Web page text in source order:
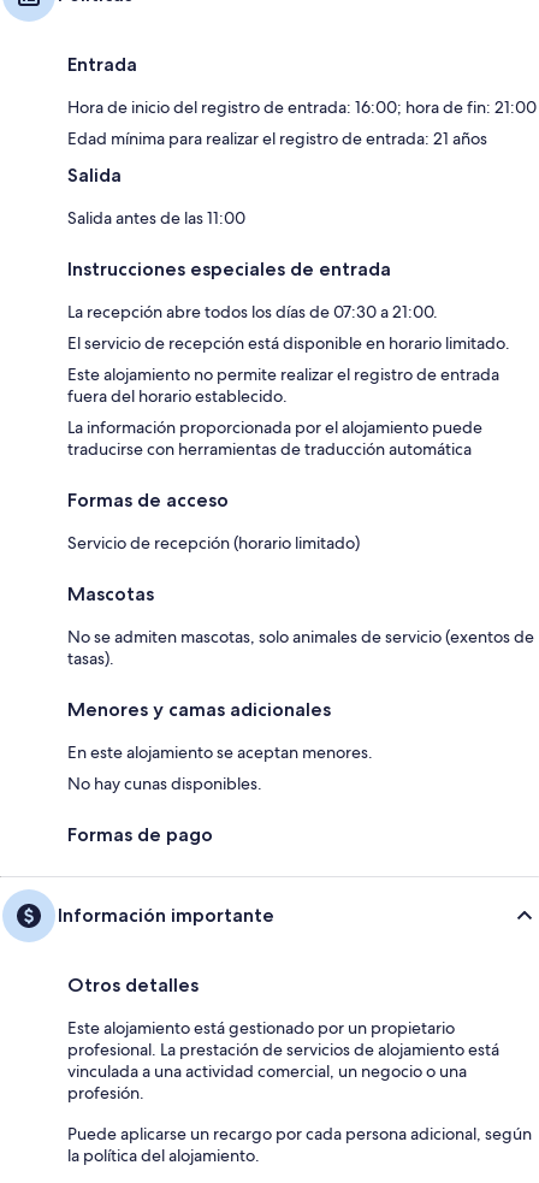
Entrada
Hora de inicio del registro de entrada: 16:00; hora de fin: 21:00
Edad mínima para realizar el registro de entrada: 21 años
Salida
Salida antes de las 11:00
Instrucciones especiales de entrada
La recepción abre todos los días de 07:30 a 21:00.
El servicio de recepción está disponible en horario limitado.
Este alojamiento no permite realizar el registro de entrada
fuera del horario establecido.
La información proporcionada por el alojamiento puede
traducirse con herramientas de traducción automática
Formas de acceso
Servicio de recepción (horario limitado)
Mascotas
No se admiten mascotas, solo animales de servicio (exentos de
tasas).
Menores y camas adicionales
En este alojamiento se aceptan menores.
No hay cunas disponibles.
Formas de pago
Información importante
Otros detalles
Este alojamiento está gestionado por un propietario
profesional. La prestación de servicios de alojamiento está
vinculada a una actividad comercial, un negocio o una
profesión.
Puede aplicarse un recargo por cada persona adicional, según
la política del alojamiento.